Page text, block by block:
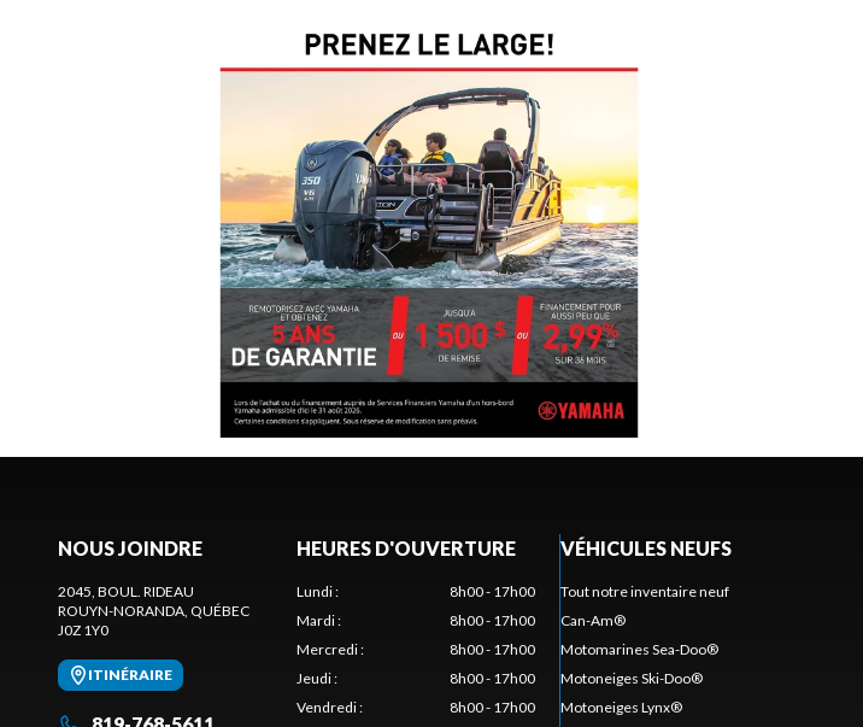
NOUS JOINDRE
2045, BOUL. RIDEAU
ROUYN-NORANDA, QUÉBEC
J0Z 1Y0
ITINÉRAIRE
HEURES D'OUVERTURE
Lundi:
8h00 - 17h00
Mardi:
8h00 - 17h00
Mercredi:
8h00 - 17h00
Jeudi:
8h00 - 17h00
Vendredi: 8h00 - 17h00
VÉHICULES NEUFS
Tout notre inventaire neuf
Can-Am®
Motomarines Sea-Doo®
Motoneiges Ski-Doo®
Motoneiges Lynx®